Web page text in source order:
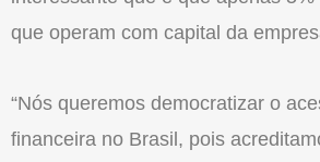
que operam com capital da
“Nós queremos democratizar o
financeira no Brasil, pois